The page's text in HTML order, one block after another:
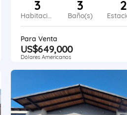
3
Habitaciones
3
Baño(s)
2
Para Venta
US$649,000
Dólares Americanos